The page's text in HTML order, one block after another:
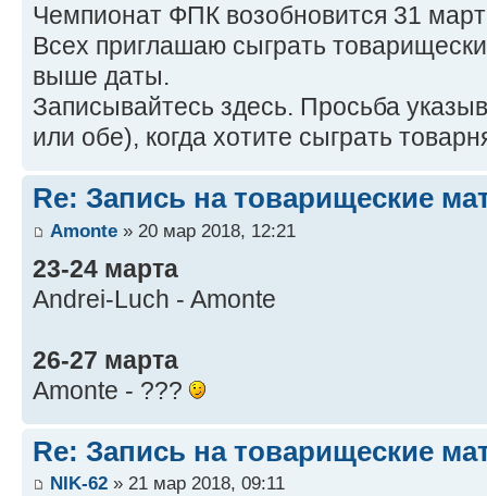
Чемпионат ФПК возобновится 31
Всех приглашаю сыграть
выше даты.
Записывайтесь здесь. Просьба
или обе), когда хотите сыграть
Re: Запись на товарищеские
Amonte » 20 мар 2018, 12:21
23-24 марта
Andrei-Luch - Amonte
26-27 марта
Amonte - ???
Re: Запись на товарищеские
NIK-62 » 21 мар 2018, 09:11